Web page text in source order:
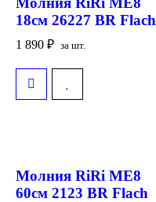
18см 26227 BR Flach
1 890 ₽ за шт.
Молния RiRi ME8
60см 2123 BR Flach